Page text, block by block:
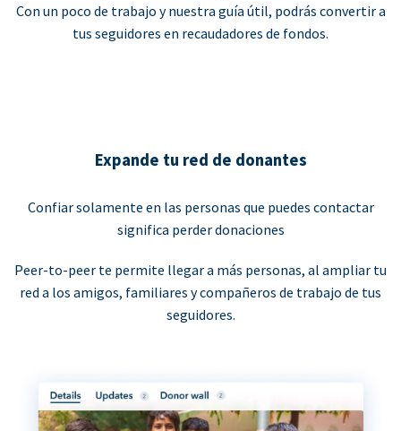
Con un poco de trabajo y nuestra guía útil, podrás convertir a
tus seguidores en recaudadores de fondos.
Expande tu red de donantes
Confiar solamente en las personas que puedes contactar
significa perder donaciones
Peer-to-peer te permite llegar a más personas, al ampliar tu
red a los amigos, familiares y compañeros de trabajo de tus
seguidores.